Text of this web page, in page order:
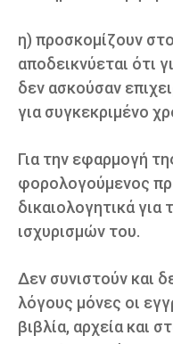
η) προσκομίζουν
αποδεικνύεται ότι
δεν ασκούσαν
για συγκεκριμένο
Για την εφαρμογή
φορολογούμενος
δικαιολογητικά
ισχυρισμών του.
Δεν συνιστούν και
λόγους μόνες οι
βιβλία, αρχεία και